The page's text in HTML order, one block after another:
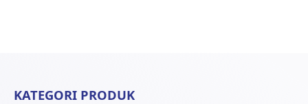
KATEGORI PRODUK